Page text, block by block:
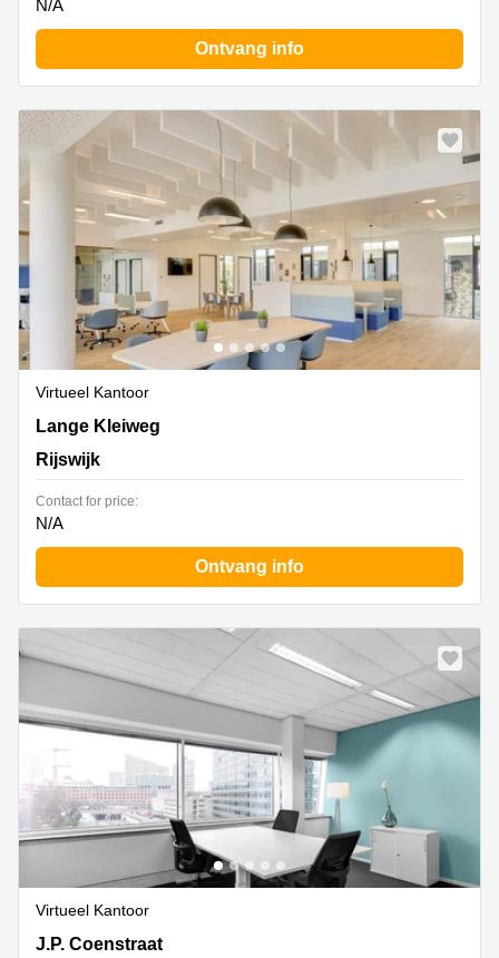
N/A
Ontvang info
Virtueel Kantoor
Lange Kleiweg 40, Rijswijk
Lange Kleiweg
Rijswijk
Contact for price:
N/A
Ontvang info
Virtueel Kantoor
J.P. Coenstraat 7,The Bridge, Den Haag
J.P. Coenstraat